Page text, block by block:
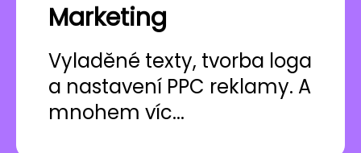
Marketing
Vyladěné texty, tvorba loga
a nastavení PPC reklamy. A
mnohem víc...